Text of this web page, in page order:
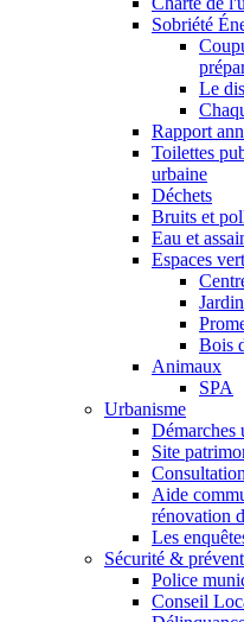
Sobriété
Le
Rapport
Toilettes
urbaine
Déchets
Bruits et
Eau et
Espaces
Bois
Animaux
SPA
Urbanisme
Démarches
Site
Aide
rénovation
Les
Sécurité &
Police
Conseil